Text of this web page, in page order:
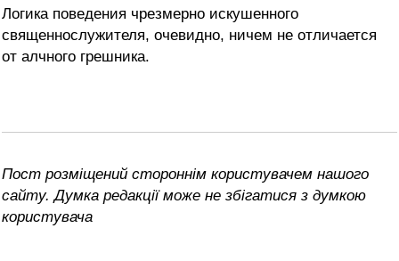
Логика поведения чрезмерно искушенного
священнослужителя, очевидно, ничем не отличается
от алчного грешника.
Пост розміщений стороннім користувачем нашого
сайту. Думка редакції може не збігатися з думкою
користувача